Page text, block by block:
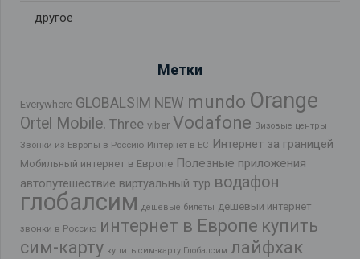
другое
Метки
Everywhere GLOBALSIM NEW mundo Orange
Ortel Mobile. Three viber Vodafone Визовые центры
Звонки из Европы в Россию Интернет в ЕС Интернет за границей
Мобильный интернет в Европе Полезные приложения
автопутешествие виртуальный тур водафон
глобалсим дешевые билеты дешевый интернет
звонки в Россию интернет в Европе купить
сим-карту купить сим-карту Глобалсим лайфхак